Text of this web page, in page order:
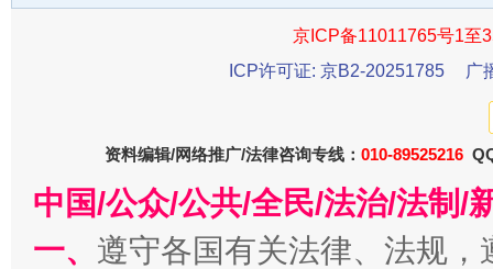
东山县通报“牛蛙产品抗生素超标问题” 法
京ICP备11011765号1至
ICP许可证: 京B2-20251785
广
资料编辑/网络推广/法律咨询专线： 010-89525216
中国/公众/公共/全民/法治/法制/
一、 遵守各国有关法律、法规